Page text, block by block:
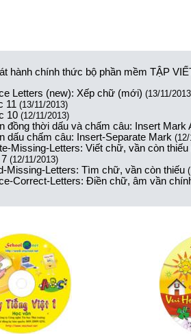
hành chính thức bộ phần mềm TẬP
Letters (new): Xếp chữ (mới) (13/11/
11 (13/11/2013)
10 (12/11/2013)
thời dấu và chấm câu: Insert Mark
dấu chấm câu: Insert-Separate Mark
Missing-Letters: Viết chữ, vần còn thiếu
(12/11/2013)
Missing-Letters: Tìm chữ, vần còn thiếu
Correct-Letters: Điền chữ, âm vần